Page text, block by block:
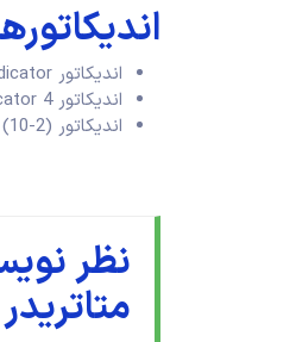
اندیکاتورهای
اندیکاتور Adaptive Gann High-low Activator indicator؛
اندیکاتور 4 time frame Gann Hilo indicator؛
اندیکاتور Bollinger Bands Indicator (10-2).
نظر
متاتریدر 4 برای فارکس